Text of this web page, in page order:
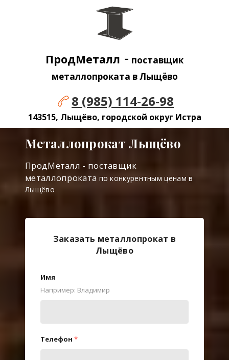
ПродМеталл - поставщик
металлопроката в Лыщёво
8 (985) 114-26-98
143515, Лыщёво, городской округ Истра
Металлопрокат Лыщёво
ПродМеталл - поставщик
металлопроката по конкурентным ценам в
Лыщёво
Заказать металлопрокат в
Лыщёво
Имя
Например: Владимир
Телефон *